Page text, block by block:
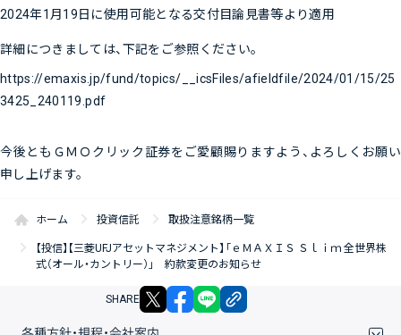
2024年1月19日に使用可能となる交付目論見書等より適用
詳細につきましては、下記をご参照ください。
https://emaxis.jp/fund/topics/__icsFiles/afieldfile/2024/01/15/25
3425_240119.pdf
今後ともＧＭＯクリック証券をご愛顧賜りますよう、よろしくお願い
申し上げます。
ホーム 投資信託 取扱注意銘柄一覧
【投信】【三菱UFJアセットマネジメント】「ｅＭＡＸＩＳ Ｓｌｉｍ 全世界株
式（オール・カントリー）」 約款変更のお知らせ
SHARE X facebook